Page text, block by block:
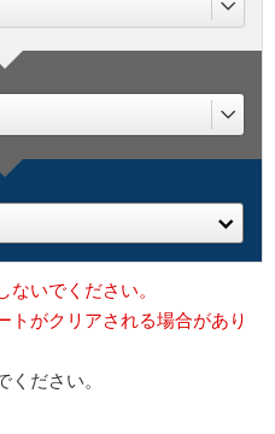
いでください。
トがクリアされる場合があり
ください。